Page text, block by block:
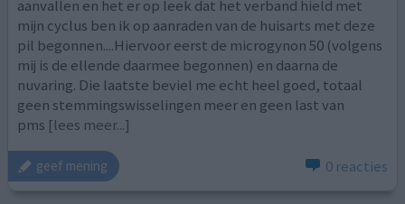
aanvallen en het er op leek dat het verband hield met
mijn cyclus ben ik op aanraden van de huisarts met deze
pil begonnen....Hiervoor eerst de microgynon 50 (volgens
mij is de ellende daarmee begonnen) en daarna de
nuvaring. Die laatste beviel me echt heel goed, totaal
geen stemmingswisselingen meer en geen last van
pms [lees meer...]
geef mening 0 reacties